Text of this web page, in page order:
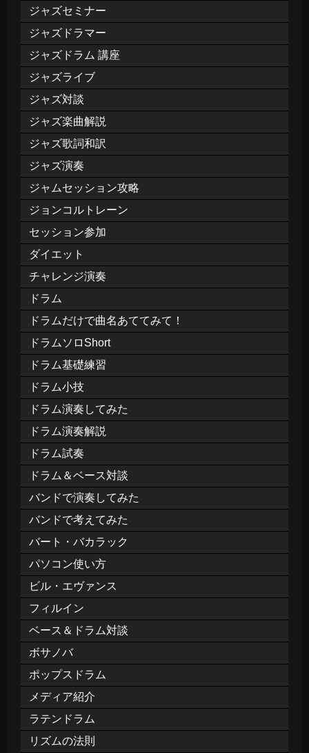
ジャズセミナー
ジャズドラマー
ジャズドラム 講座
ジャズライブ
ジャズ対談
ジャズ楽曲解説
ジャズ歌詞和訳
ジャズ演奏
ジャムセッション攻略
ジョンコルトレーン
セッション参加
ダイエット
チャレンジ演奏
ドラム
ドラムだけで曲名あててみて！
ドラムソロShort
ドラム基礎練習
ドラム小技
ドラム演奏してみた
ドラム演奏解説
ドラム試奏
ドラム＆ベース対談
バンドで演奏してみた
バンドで考えてみた
バート・バカラック
パソコン使い方
ビル・エヴァンス
フィルイン
ベース＆ドラム対談
ボサノバ
ポップスドラム
メディア紹介
ラテンドラム
リズムの法則